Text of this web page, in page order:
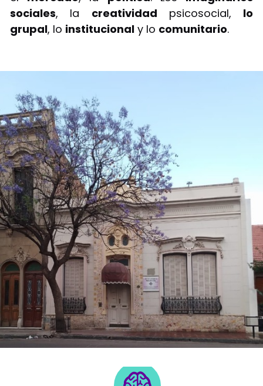
sociales, la creatividad psicosocial, lo
grupal, lo institucional y lo comunitario.